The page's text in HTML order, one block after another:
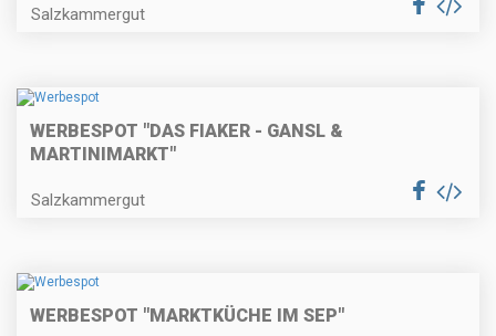
Salzkammergut
WERBESPOT "DAS FIAKER - GANSL &
MARTINIMARKT"
Salzkammergut
WERBESPOT "MARKTKÜCHE IM SEP"